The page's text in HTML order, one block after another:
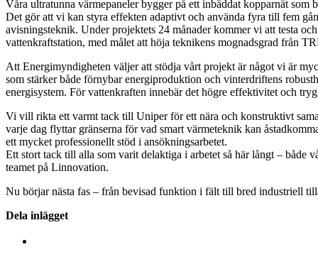
Våra ultratunna värmepaneler bygger på ett inbäddat kopparnät som
Det gör att vi kan styra effekten adaptivt och använda fyra till fem
avisningsteknik. Under projektets 24 månader kommer vi att testa
vattenkraftstation, med målet att höja teknikens mognadsgrad från
Att Energimyndigheten väljer att stödja vårt projekt är något vi är
som stärker både förnybar energiproduktion och vinterdriftens
energisystem. För vattenkraften innebär det högre effektivitet och
Vi vill rikta ett varmt tack till Uniper för ett nära och konstruktivt
varje dag flyttar gränserna för vad smart värmeteknik kan
ett mycket professionellt stöd i ansökningsarbetet.
Ett stort tack till alla som varit delaktiga i arbetet så här långt – både
teamet på Linnovation.
Nu börjar nästa fas – från bevisad funktion i fält till bred industriell
Dela inlägget